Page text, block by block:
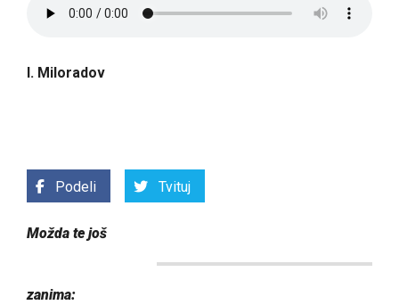
I. Miloradov
Podeli Tvituj
Možda te još
zanima: